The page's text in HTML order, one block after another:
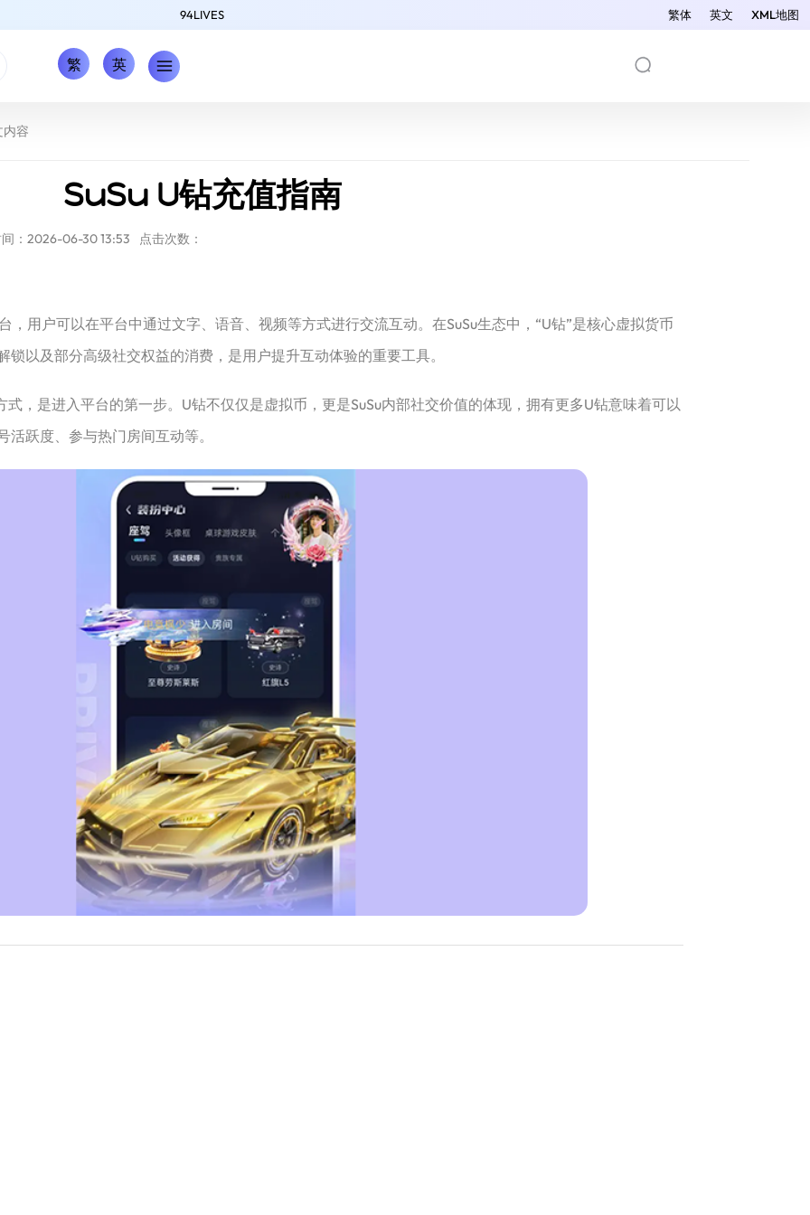
94LIVES 繁体 英文 XML地图
繁 英
内容
SuSu U钻充值指南
：2026-06-30 13:53 点击次数：
，用户可以在平台中通过文字、语音、视频等方式进行交流互动。在SuSu生态中，“U钻”是核心虚拟货币
以及部分高级社交权益的消费，是用户提升互动体验的重要工具。
，是进入平台的第一步。U钻不仅仅是虚拟币，更是SuSu内部社交价值的体现，拥有更多U钻意味着可以
跃度、参与热门房间互动等。